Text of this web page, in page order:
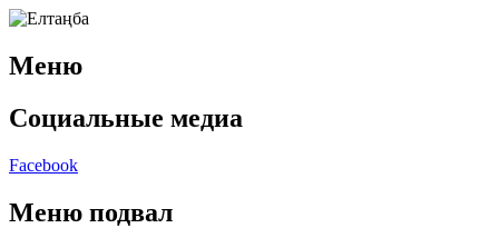
Меню
Социальные медиа
Facebook
Меню подвал